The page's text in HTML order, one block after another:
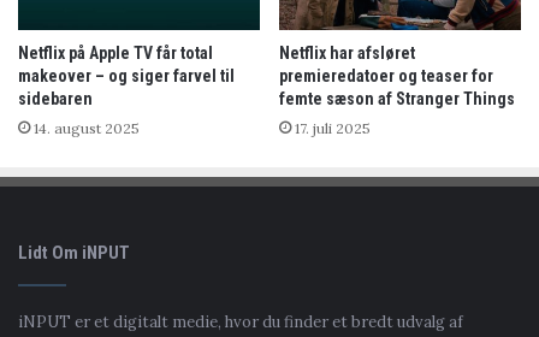
Netflix på Apple TV får total
makeover – og siger farvel til
sidebaren
14. august 2025
Netflix har afsløret
premieredatoer og teaser for
femte sæson af Stranger Things
17. juli 2025
Lidt Om iNPUT
iNPUT er et digitalt medie, hvor du finder et bredt udvalg af